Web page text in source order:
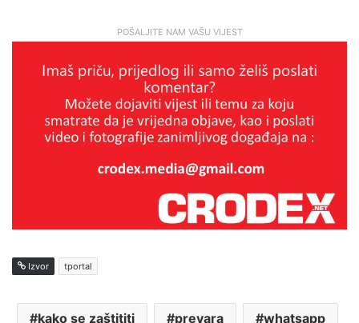
POŠALJITE NAM VAŠU VIJEST
Izvor tportal
kako se zaštititi prevara whatsapp